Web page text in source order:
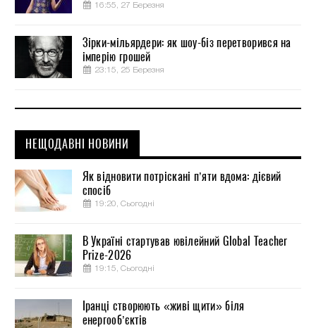
16:55, 27 Березня
Зірки-мільярдери: як шоу-біз перетворився на
імперію грошей
23:15, 25 Березня
НЕЩОДАВНІ НОВИНИ
Як відновити потріскані п’яти вдома: дієвий
спосіб
19:20, Сьогодні
В Україні стартував ювілейний Global Teacher
Prize-2026
19:15, Сьогодні
Іранці створюють «живі щити» біля
енергооб’єктів